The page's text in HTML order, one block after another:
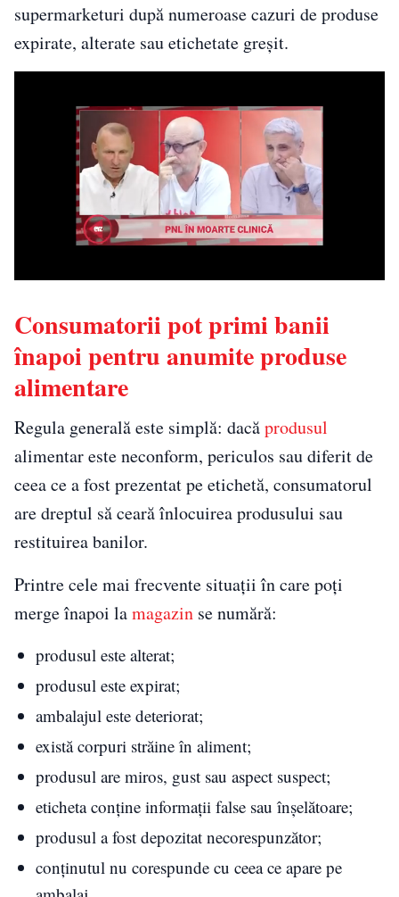
supermarketuri după numeroase cazuri de produse
expirate, alterate sau etichetate greșit.
Consumatorii pot primi banii
înapoi pentru anumite produse
alimentare
Regula generală este simplă: dacăprodusul
alimentar este neconform, periculos sau diferit de
ceea ce a fost prezentat pe etichetă, consumatorul
are dreptul să ceară înlocuirea produsului sau
restituirea banilor.
Printre cele mai frecvente situații în care poți
merge înapoi lamagazin se numără:
produsul este alterat;
produsul este expirat;
ambalajul este deteriorat;
există corpuri străine în aliment;
produsul are miros, gust sau aspect suspect;
eticheta conține informații false sau înșelătoare;
produsul a fost depozitat necorespunzător;
conținutul nu corespunde cu ceea ce apare pe